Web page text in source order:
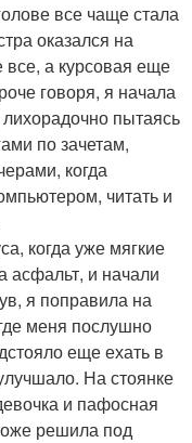
все чаще стала
оказался на
все, а курсовая еще
говоря, я начала
пытаясь
по зачетам,
когда
читать и
когда уже мягкие
асфальт, и начали
я поправила на
меня послушно
еще ехать в
На стоянке
и пафосная
решила под